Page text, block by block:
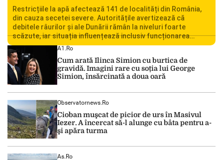
Restricțiile la apă afectează 141 de localități din România,
din cauza secetei severe. Autoritățile avertizează că
debitele râurilor și ale Dunării rămân la niveluri foarte
scăzute, iar situația influențează inclusiv funcționarea
Centralei Nucleare de la Cernavodă. România se confruntă
cu una dintre cele mai dificile perioade din punct de vedere
hidrologic din ultimii ani. Lipsa […]
A1.ro
Cum arată Ilinca Simion cu burtica de
gravidă. Imagini rare cu soția lui George
Simion, însărcinată a doua oară
Observatornews.ro
Cioban muşcat de picior de urs în Masivul
Iezer. A încercat să-l alunge cu bâta pentru a-
şi apăra turma
As.ro